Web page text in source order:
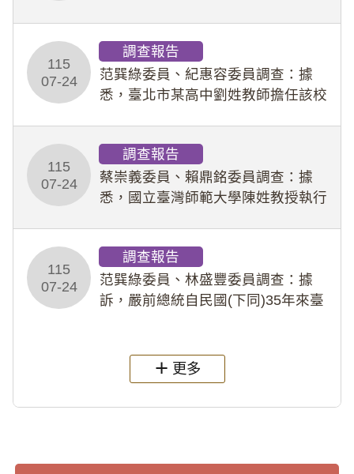
教羽球隊學生等行為，歷經該校校園
事件處理會議（下
115
07-24
調查報告
范巽綠委員、紀惠容委員調查：據
悉，臺北市某高中劉姓教師擔任該校
行拍攝特定樣態性影像並以手機傳送
劉師。該生因畏懼成
115
07-24
調查報告
蔡崇義委員、賴鼎銘委員調查：據
悉，國立臺灣師範大學陳姓教授執行
術倫理等情案調查報告。(115教調
31)
115
07-24
調查報告
范巽綠委員、林盛豐委員調查：據
訴，嚴前總統自民國(下同)35年來臺
過世後，總統府於89年間函請其家屬
繼續留住
更多